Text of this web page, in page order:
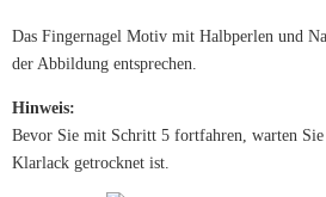
Das Fingernagel Motiv mit Halbperlen und
der Abbildung entsprechen.
Hinweis:
Bevor Sie mit Schritt 5 fortfahren, warten Sie
Klarlack getrocknet ist.